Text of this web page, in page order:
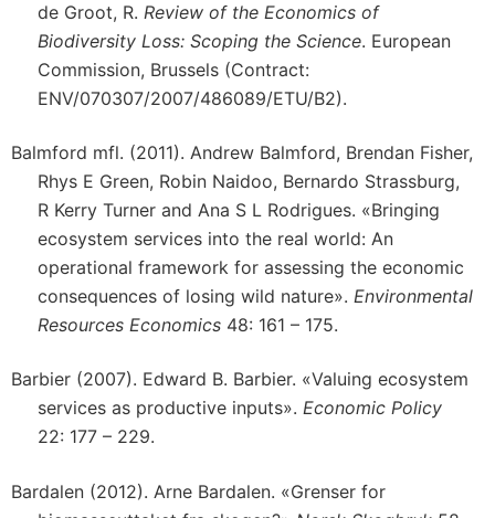
de Groot, R. Review of the Economics of
Biodiversity Loss: Scoping the Science. European
Commission, Brussels (Contract:
ENV/070307/2007/486089/ETU/B2).
Balmford mfl. (2011). Andrew Balmford, Brendan Fisher,
Rhys E Green, Robin Naidoo, Bernardo Strassburg,
R Kerry Turner and Ana S L Rodrigues. «Bringing
ecosystem services into the real world: An
operational framework for assessing the economic
consequences of losing wild nature». Environmental
Resources Economics 48: 161 – 175.
Barbier (2007). Edward B. Barbier. «Valuing ecosystem
services as productive inputs». Economic Policy
22: 177 – 229.
Bardalen (2012). Arne Bardalen. «Grenser for